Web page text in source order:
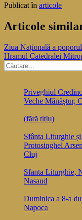
Publicat în articole
Articole
Navigare
în
articole
Ziua Națională a
Hramul Catedralei
Caută
după:
Priveghiul
Veche Mănăștur,
(fără titlu)
Sfânta Liturghie
Protosinghel
Cluj
Sfanta Liturghie,
Nasaud
Duminica a 8-a
Napoca